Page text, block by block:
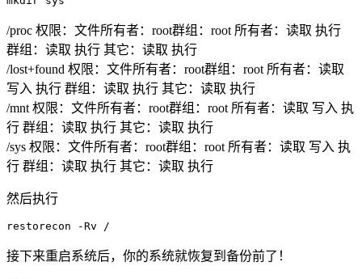
/proc 权限：文件所有者：root群组：root 所有者：读取 执行
群组：读取 执行 其它：读取 执行
/lost+found 权限：文件所有者：root群组：root 所有者：读取
写入 执行 群组：读取 执行 其它：读取 执行
/mnt 权限：文件所有者：root群组：root 所有者：读取 写入 执
行 群组：读取 执行 其它：读取 执行
/sys 权限：文件所有者：root群组：root 所有者：读取 写入 执
行 群组：读取 执行 其它：读取 执行
然后执行
restorecon -Rv /
接下来重启系统后，你的系统就恢复到备份前了！